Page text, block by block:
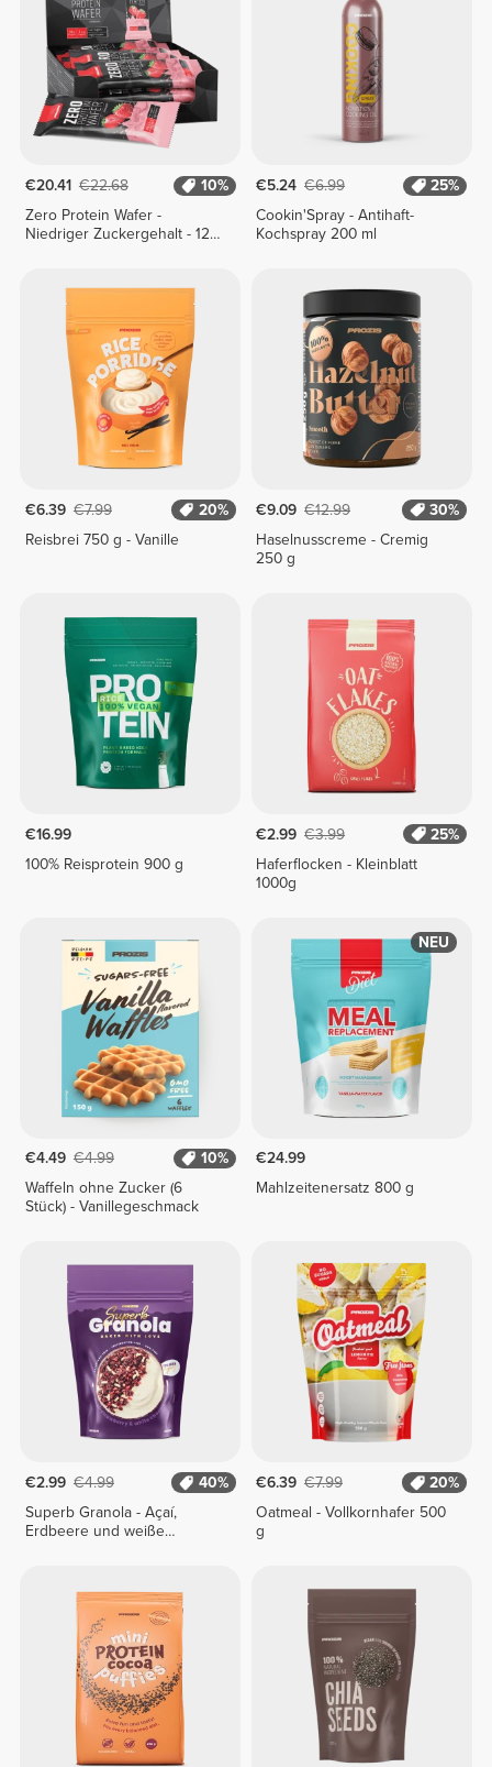
€20.41 €22.68
10%
Zero Protein Wafer -
Niedriger Zuckergehalt - 12
€5.24 €6.99
25%
Cookin'Spray - Antihaft-
Kochspray 200 ml
€6.39 €7.99
20%
Reisbrei 750 g - Vanille
€9.09 €12.99
30%
Haselnusscreme - Cremig
250 g
€16.99
100% Reisprotein 900 g
€2.99 €3.99
25%
Haferflocken - Kleinblatt
1000g
€4.49 €4.99
10%
Waffeln ohne Zucker (6
Stück) - Vanillegeschmack
NEU
€24.99
Mahlzeitenersatz 800 g
€2.99 €4.99
40%
Superb Granola - Açaí,
Erdbeere und weiße
€6.39 €7.99
20%
Oatmeal - Vollkornhafer 500
g